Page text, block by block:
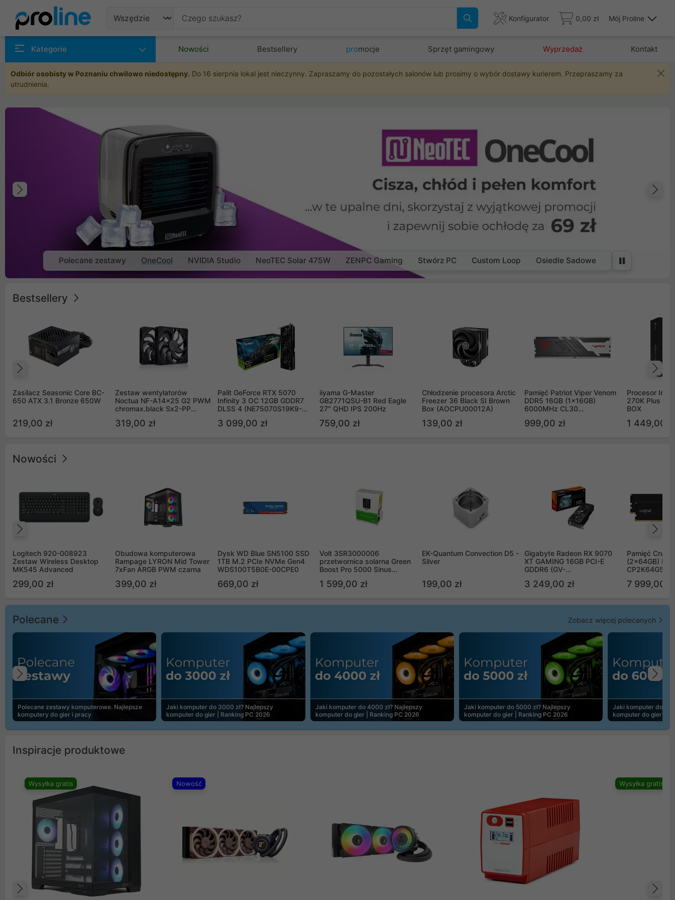
Konfigurator 0,00 zł Mój Proline
Kategorie Nowości Bestsellery promocje Sprzęt gamingowy Wyprzedaż Kontakt
Odbiór osobisty w Poznaniu chwilowo niedostępny. Do 16 sierpnia lokal jest nieczynny. Zapraszamy do pozostałych salonów lub prosimy o wybór dostawy kurierem. Przepraszamy za
utrudnienia.
Poprzedni
Polecane zestawy OneCool NVIDIA Studio NeoTEC Solar 475W ZENPC Gaming Stwórz PC Custom Loop Osiedle Sadowe
Bestsellery
Zasilacz Seasonic Core BC-
650 ATX 3.1 Bronze 650W
219,00 zł
Zestaw wentylatorów
Noctua NF-A14x25 G2 PWM
chromax.black Sx2-PP
(2szt)
319,00 zł
Palit GeForce RTX 5070
Infinity 3 OC 12GB GDDR7
DLSS 4 (NE75070S19K9-
3 099,00 zł
iiyama G-Master
GB2771QSU-B1 Red Eagle
27" QHD IPS 200Hz
759,00 zł
Chłodzenie procesora Arctic
Freezer 36 Black SI Brown
Box (AOCPU00012A)
139,00 zł
Pamięć Patriot Viper Venom
DDR5 16GB (1x16GB)
6000MHz CL30
999,00 zł
Procesor Intel
270K Plus
BOX
1 449,00 zł
Nowości
Logitech 920-008923
Zestaw Wireless Desktop
MK545 Advanced
299,00 zł
Obudowa komputerowa
Rampage LYRON Mid Tower
7xFan ARGB PWM czarna
399,00 zł
Dysk WD Blue SN5100 SSD
1TB M.2 PCIe NVMe Gen4
WDS100T5B0E-00CPE0
669,00 zł
Volt 3SR3000006
przetwornica solarna Green
Boost Pro 5000 Sinus
1 599,00 zł
EK-Quantum Convection D5 -
Silver
199,00 zł
Gigabyte Radeon RX 9070
XT GAMING 16GB PCI-E
GDDR6 (GV-
3 249,00 zł
Pamięć
(2x64GB)
7 999,00 zł
Polecane Zobacz więcej polecanych
Polecane zestawy komputerowe. Najlepsze
komputery do gier i pracy
Jaki komputer do 3000 zł? Najlepszy
komputer do gier | Ranking PC 2026
Jaki komputer do 4000 zł? Najlepszy
komputer do gier | Ranking PC 2026
Jaki komputer do 5000 zł? Najlepszy
komputer do gier | Ranking PC 2026
Jaki komputer do
komputer do gier |
Poprzedni
Inspiracje produktowe
Wysyłka gratis Nowość Wysyłka gratis